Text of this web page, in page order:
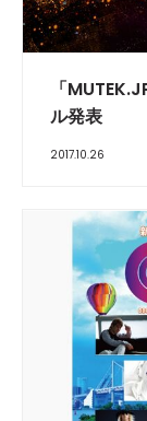
「
ル発表
2017.10.26